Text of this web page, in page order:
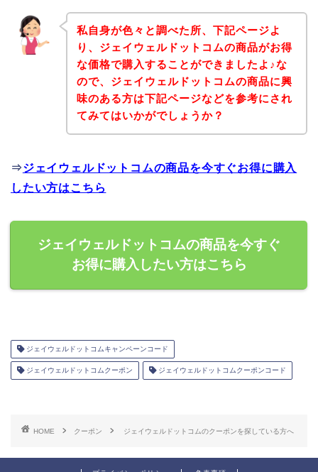
私自身が色々と調べた所、下記ページよ
り、ジェイウェルドットコムの商品がお得
な価格で購入することができましたよ♪な
ので、ジェイウェルドットコムの商品に興
味のある方は下記ページなどを参考にされ
てみてはいかがでしょうか？
⇒ジェイウェルドットコムの商品を今すぐお得に購入
したい方はこちら
ジェイウェルドットコムの商品を今すぐ
お得に購入したい方はこちら
ジェイウェルドットコムキャンペーンコード
ジェイウェルドットコムクーポン ジェイウェルドットコムクーポンコード
HOME クーポン ジェイウェルドットコムのクーポンを探している方へ